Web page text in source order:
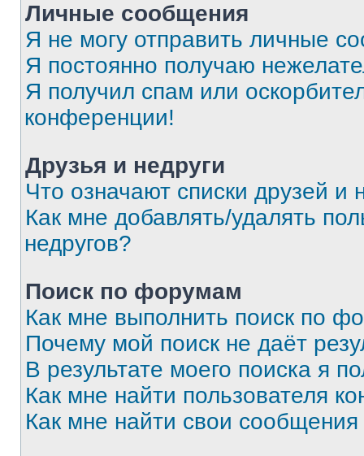
Личные сообщения
Я не могу отправить личные
Я постоянно получаю
Я получил спам или
конференции!
Друзья и недруги
Что означают списки друзей и
Как мне добавлять/удалять
недругов?
Поиск по форумам
Как мне выполнить поиск по
Почему мой поиск не даёт
В результате моего поиска я
Как мне найти пользователя
Как мне найти свои